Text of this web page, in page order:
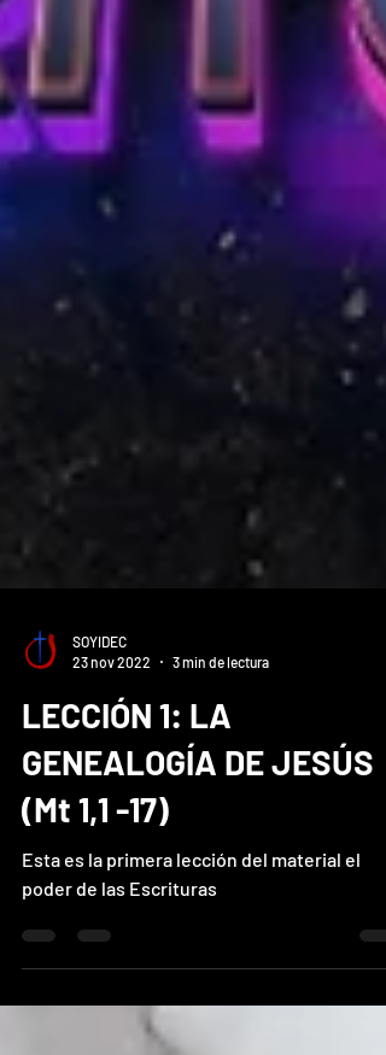
SOYIDEC
LECCIÓN 1: LA
GENEALOGÍA DE JESÚS
(Mt 1,1 -17)
Esta es la primera lección del material el
poder de las Escrituras